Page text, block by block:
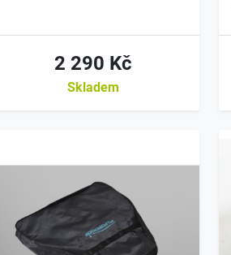
2 290 Kč
Skladem